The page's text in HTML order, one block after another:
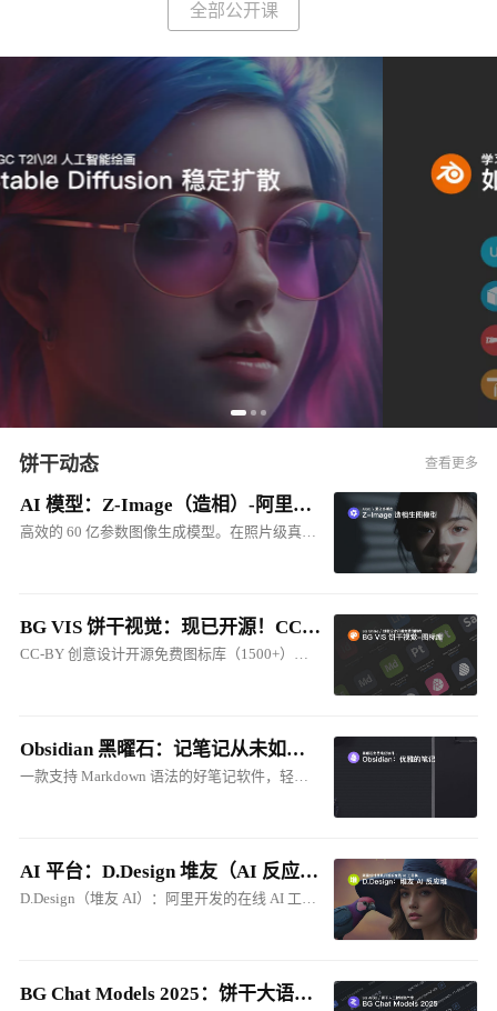
全部公开课
饼干动态 查看更多
AI 模型：Z-Image（造相）-阿里出品的多模态生图模型
高效的 60 亿参数图像生成模型。在照片级真实感图像生成和中英双语文本渲染方面效果突出，其品质可与 FLUX.2 等顶级商业模型媲美
BG VIS 饼干视觉：现已开源！CC-BY 创意设计开源免费图标库
CC-BY 创意设计开源免费图标库（1500+），包括：软件图标、硬件图标、人工智能图标、网站图标、产品图标、系统图标等...
Obsidian 黑曜石：记笔记从未如此优雅
一款支持 Markdown 语法的好笔记软件，轻松建立属于自己的本地知识库。与 Cherry Studio 的笔记联动，将笔记转化为 AI 知识库！
AI 平台：D.Design 堆友（AI 反应堆）在线 ComfyUI
D.Design（堆友 AI）：阿里开发的在线 AI 工具集。支持：生成式、在线ComfyUI、电商图创作等
BG Chat Models 2025：饼干大语音模型库